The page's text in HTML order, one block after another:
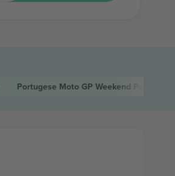
Portugese Moto GP Weekend Pass